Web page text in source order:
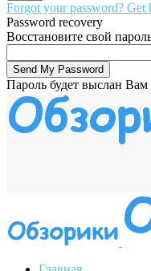
Forgot your password? Get
Password recovery
Восстановите свой
Пароль будет выслан Вам